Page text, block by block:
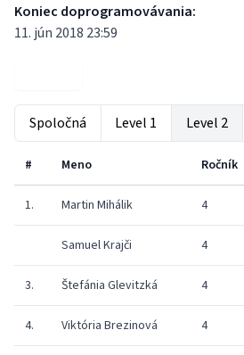
Koniec doprogramovávania:
11. jún 2018 23:59
Spoločná Level 1 Level 2
# Meno Ročník
1. Martin Mihálik 4
Samuel Krajči 4
3. Štefánia Glevitzká 4
4. Viktória Brezinová 4